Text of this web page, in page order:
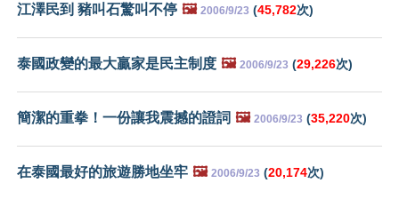
江澤民到 豬叫石驚叫不停 🖼️ 2006/9/23 (45,782次)
泰國政變的最大贏家是民主制度 🖼️ 2006/9/23 (29,226次)
簡潔的重拳！一份讓我震撼的證詞 🖼️ 2006/9/23 (35,220次)
在泰國最好的旅遊勝地坐牢 🖼️ 2006/9/23 (20,174次)